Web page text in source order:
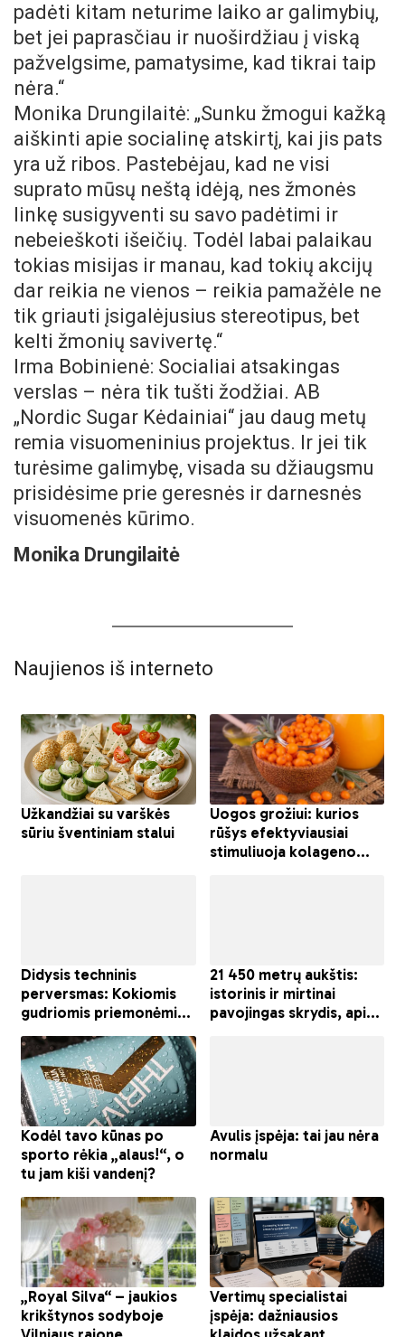
padėti kitam neturime laiko ar galimybių,
bet jei paprasčiau ir nuoširdžiau į viską
pažvelgsime, pamatysime, kad tikrai taip
nėra.“
Monika Drungilaitė: „Sunku žmogui kažką
aiškinti apie socialinę atskirtį, kai jis pats
yra už ribos. Pastebėjau, kad ne visi
suprato mūsų neštą idėją, nes žmonės
linkę susigyventi su savo padėtimi ir
nebeieškoti išeičių. Todėl labai palaikau
tokias misijas ir manau, kad tokių akcijų
dar reikia ne vienos – reikia pamažėle ne
tik griauti įsigalėjusius stereotipus, bet
kelti žmonių savivertę.“
Irma Bobinienė: Socialiai atsakingas
verslas – nėra tik tušti žodžiai. AB
„Nordic Sugar Kėdainiai“ jau daug metų
remia visuomeninius projektus. Ir jei tik
turėsime galimybę, visada su džiaugsmu
prisidėsime prie geresnės ir darnesnės
visuomenės kūrimo.
Monika Drungilaitė
Naujienos iš interneto